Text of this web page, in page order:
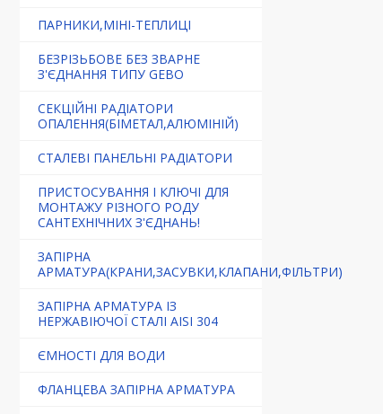
ПАРНИКИ,МІНІ-ТЕПЛИЦІ
БЕЗРІЗЬБОВЕ БЕЗ ЗВАРНЕ
З'ЄДНАННЯ ТИПУ GEBO
СЕКЦІЙНІ РАДІАТОРИ
ОПАЛЕННЯ(БІМЕТАЛ,АЛЮМІНІЙ)
СТАЛЕВІ ПАНЕЛЬНІ РАДІАТОРИ
ПРИСТОСУВАННЯ І КЛЮЧІ ДЛЯ
МОНТАЖУ РІЗНОГО РОДУ
САНТЕХНІЧНИХ З'ЄДНАНЬ!
ЗАПІРНА
АРМАТУРА(КРАНИ,ЗАСУВКИ,КЛАПАНИ,ФІЛЬТРИ)
ЗАПІРНА АРМАТУРА ІЗ
НЕРЖАВІЮЧОЇ СТАЛІ AISI 304
ЄМНОСТІ ДЛЯ ВОДИ
ФЛАНЦЕВА ЗАПІРНА АРМАТУРА